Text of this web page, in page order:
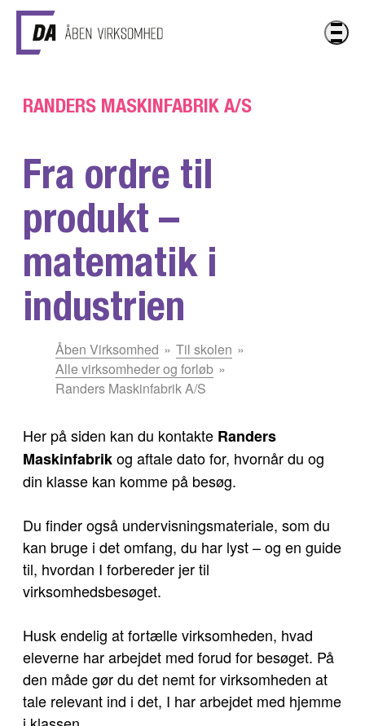
Gå til hovedindhold
RANDERS MASKINFABRIK A/S
Fra ordre til
produkt –
matematik i
industrien
Åben Virksomhed
Til skolen
Alle virksomheder og forløb
Randers Maskinfabrik A/S
Her på siden kan du kontakte Randers
Maskinfabrikog aftale dato for, hvornår du og
din klasse kan komme på besøg.
Du finder også undervisningsmateriale, som du
kan bruge i det omfang, du har lyst – og en guide
til, hvordan I forbereder jer til
virksomhedsbesøget.
Husk endelig at fortælle virksomheden, hvad
eleverne har arbejdet med forud for besøget. På
den måde gør du det nemt for virksomheden at
tale relevant ind i det, I har arbejdet med hjemme